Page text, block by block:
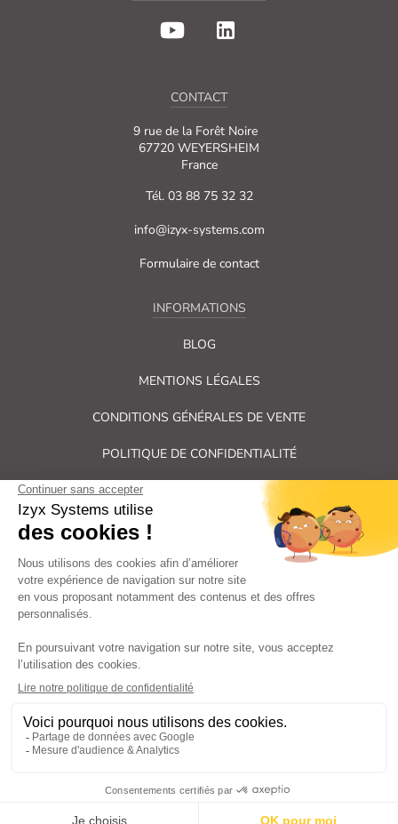
CONTACT
9 rue de la Forêt Noire
67720 WEYERSHEIM
France
Tél. 03 88 75 32 32
info@izyx-systems.com
Formulaire de contact
INFORMATIONS
BLOG
MENTIONS LÉGALES
CONDITIONS GÉNÉRALES DE VENTE
POLITIQUE DE CONFIDENTIALITÉ
Tous droits réservés Izyx Systems ©
Contrôle des accès et verrouillage de porte : serrure électrique,
gâche électrique, ventouse électromagnétique